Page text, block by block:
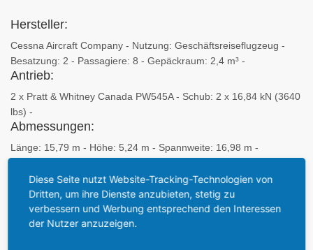
Hersteller:
Cessna Aircraft Company - Nutzung: Geschäftsreiseflugzeug -
Besatzung: 2 - Passagiere: 8 - Gepäckraum: 2,4 m³ -
Antrieb:
2 x Pratt & Whitney Canada PW545A - Schub: 2 x 16,84 kN (3640
lbs) -
Abmessungen:
Länge: 15,79 m - Höhe: 5,24 m - Spannweite: 16,98 m -
1,68 m - Kabinenhöhe: 1,73 m -
Massen:
Leermasse: 5.220 kg - max. Nutzlast: 994 kg - max. Kraftstoff:
2.989 kg - max. Startmasse: 8.800 kg - max. Landemasse: 8.119
Diese Seite nutzt Website-Tracking-Technologien von
Dritten, um ihre Dienste anzubieten, stetig zu
verbessern und Werbung entsprechend den Interessen
der Nutzer anzuzeigen.